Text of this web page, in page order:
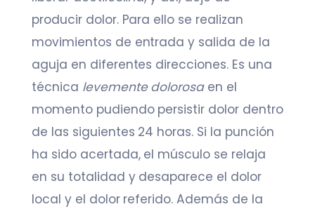
producir dolor. Para ello se realizan
movimientos de entrada y salida de la
aguja en diferentes direcciones. Es una
técnica levemente dolorosaen el
momento pudiendo persistir dolor dentro
de las siguientes 24 horas. Si la punción
ha sido acertada, el músculo se relaja
en su totalidad y desaparece el dolor
local y el dolor referido. Además de la